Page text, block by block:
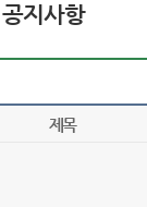
공지사항
제목